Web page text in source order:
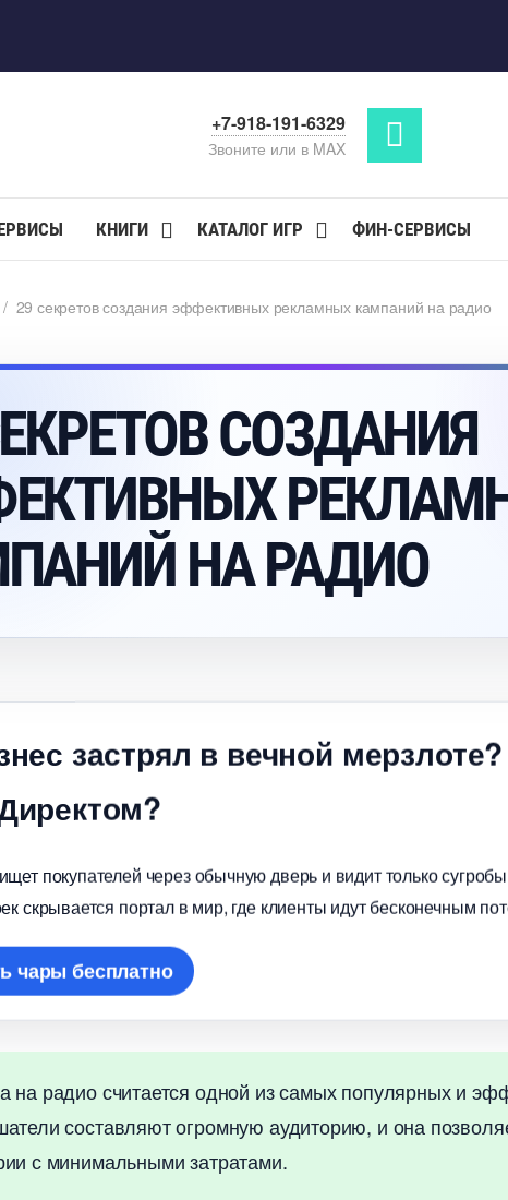
+7-918-191-6329
Звоните или в MAX
КНИГИ КАТАЛОГ ИГР ФИН-СЕРВИСЫ
/ 29 секретов создания эффективных рекламных кампаний на радио
СОЗДАНИЯ
НА РАДИО
застрял в вечной мерзлоте?
покупателей через обычную дверь и видит только
скрывается портал в мир, где клиенты идут бесконечным
чары бесплатно
на радио считается одной из самых популярных и
составляют огромную аудиторию, и она
с минимальными затратами.